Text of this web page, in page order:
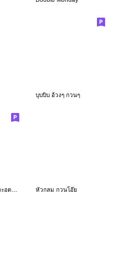
บุบบิบ อ้วงๆ กวนๆ
หัวกลม กวนโอ๊ย